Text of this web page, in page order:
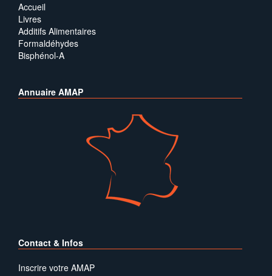
Accueil
Livres
Additifs Alimentaires
Formaldéhydes
Bisphénol-A
Annuaire AMAP
Contact & Infos
Inscrire votre AMAP